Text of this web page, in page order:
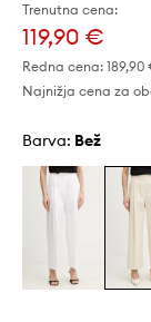
Trenutna cena:
119,90 €
Redna cena: 189,90
Najnižja cena za
Barva: bež